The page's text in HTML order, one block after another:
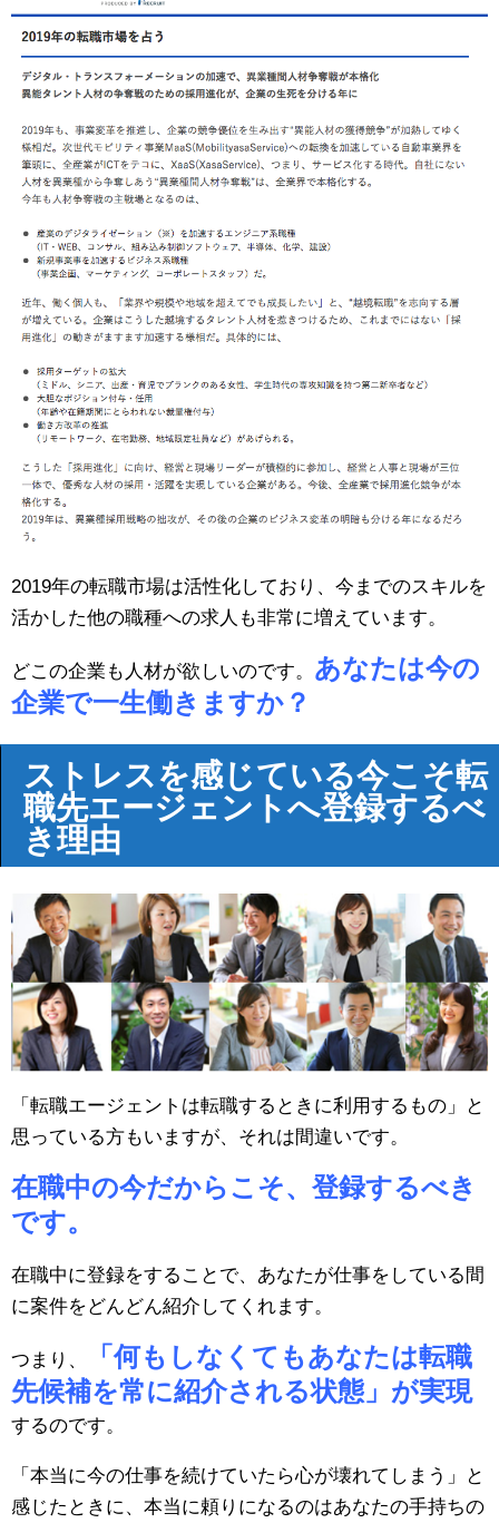
2019年の転職市場は活性化しており、今までのスキルを
活かした他の職種への求人も非常に増えています。
どこの企業も人材が欲しいのです。 あなたは今の
企業で一生働きますか？
ストレスを感じている今こそ転
職先エージェントへ登録するべ
き理由
「転職エージェントは転職するときに利用するもの」と
思っている方もいますが、それは間違いです。
在職中の今だからこそ、登録するべき
です。
在職中に登録をすることで、あなたが仕事をしている間
に案件をどんどん紹介してくれます。
つまり、
「何もしなくてもあなたは転職
先候補を常に紹介される状態」が実現
するのです。
「本当に今の仕事を続けていたら心が壊れてしまう」と
感じたときに、本当に頼りになるのはあなたの手持ちの